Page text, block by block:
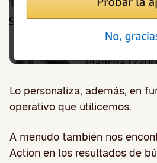
Lo personaliza, además, en
operativo que utilicemos.
A menudo también nos
Action en los resultados de